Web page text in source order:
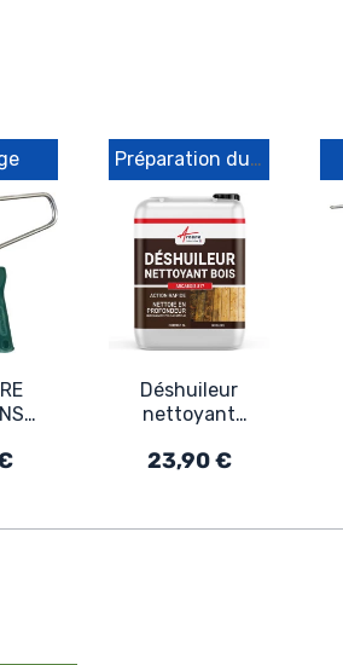
Préparation du support
Déshuileur
nettoyant
ARCABOIS
23,90 €